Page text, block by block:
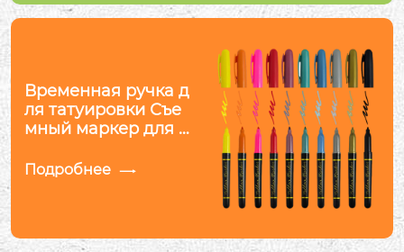
Временная ручка д
ля татуировки Съе
мный маркер для т
Подробнее 